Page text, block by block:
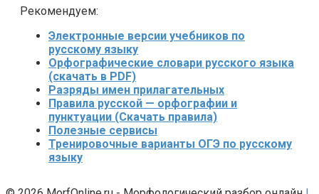
Рекомендуем:
Электронные версии учебников по
русскому языку
Орфографические словари русского языка
(скачать в PDF)
Разряды имен прилагательных
Правила русской — орфографии и
пунктуации (Скачать правила)
Полезные сервисы
Тренировочные варианты ОГЭ по русскому
языку